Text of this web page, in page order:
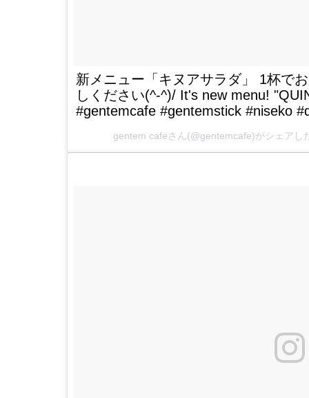
新メニュー「キヌアサラダ」 1杯で
しください(^-^)/ It's new menu!
#gentemcafe #gentemstick #niseko
gentem cafeさん(@gentemcafe)がシェアし